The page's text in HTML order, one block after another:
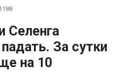
Селенга
За сутки
на 10